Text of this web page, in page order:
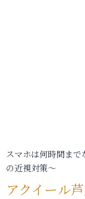
スマホは何時間ま
の近視対策～
アクイール